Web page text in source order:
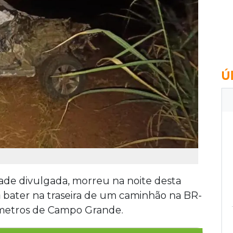
divulgada, morreu na noite desta
na traseira de um caminhão na BR-
de Campo Grande.